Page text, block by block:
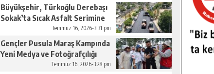
Büyükşehir, Türkoğlu Derebaşı
Sokak’ta Sıcak Asfalt Serimine
Temmuz 16, 2026-3:31 pm
Gençler Pusula Maraş Kampında
Yeni Medya ve Fotoğrafçılığı
Temmuz 16, 2026-3:28 pm